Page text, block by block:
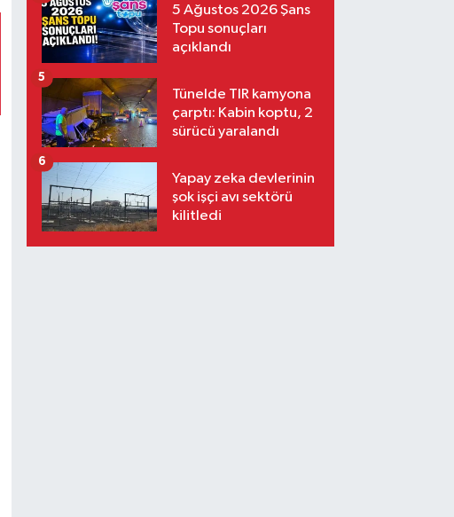
5 Ağustos 2026 Şans
Topu sonuçları
açıklandı
Tünelde TIR kamyona
çarptı: Kabin koptu, 2
sürücü yaralandı
5
Yapay zeka devlerinin
şok işçi avı sektörü
kilitledi
6